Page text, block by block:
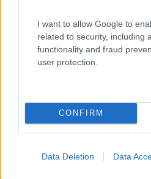
I want to allow Google to
related to security, including
functionality and fraud
user protection.
CONFIRM
Data Deletion Data
cacao
184
17/03/2018 18:12:26
, comunque non sei stato
solo informato , se fosse per il
stato